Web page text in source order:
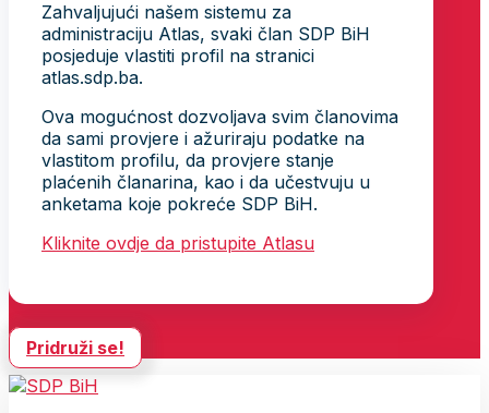
Zahvaljujući našem sistemu za
administraciju Atlas, svaki član SDP BiH
posjeduje vlastiti profil na stranici
atlas.sdp.ba.
Ova mogućnost dozvoljava svim članovima
da sami provjere i ažuriraju podatke na
vlastitom profilu, da provjere stanje
plaćenih članarina, kao i da učestvuju u
anketama koje pokreće SDP BiH.
Kliknite ovdje da pristupite Atlasu
Pridruži se!